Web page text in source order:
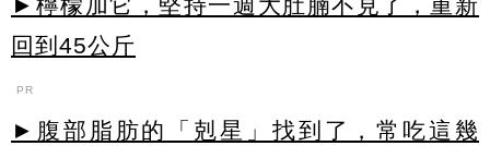
回到45公斤
PR
►腹部脂肪的「剋星」找到了，常吃這幾